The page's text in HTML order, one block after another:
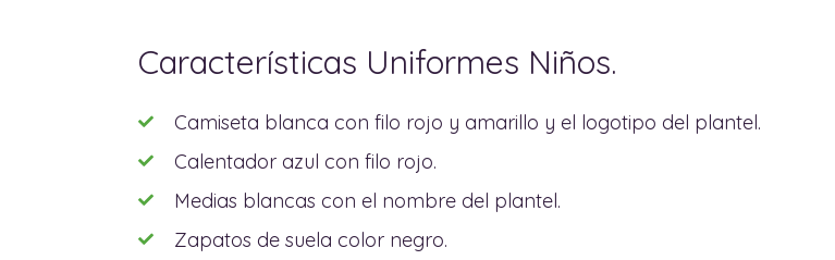
Características Uniformes Niños.
Camiseta blanca con filo rojo y amarillo y el logotipo del plantel.
Calentador azul con filo rojo.
Medias blancas con el nombre del plantel.
Zapatos de suela color negro.